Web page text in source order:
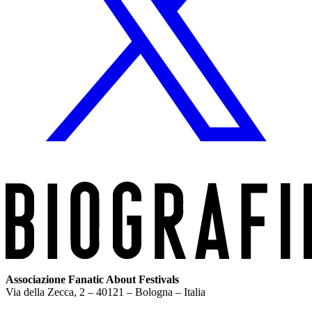
Associazione Fanatic About Festivals
Via della Zecca, 2 – 40121 – Bologna – Italia